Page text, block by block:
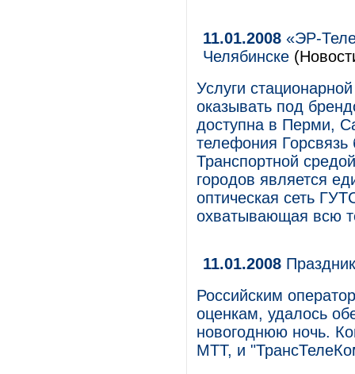
11.01.2008 «ЭР-
Челябинске
Услуги
оказывать под
доступна в Перми,
телефония Горсвязь
Транспортной
городов является
оптическая сеть
охватывающая всю
11.01.2008
Российским
оценкам, удалось
новогоднюю ночь.
МТТ, и